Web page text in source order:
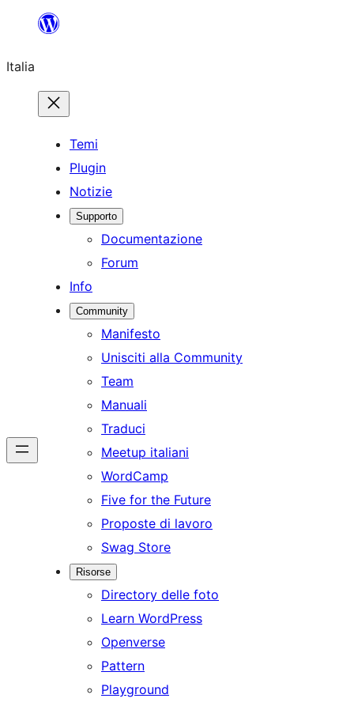
contenuto
Italia
Temi
Plugin
Notizie
Supporto
Documentazione
Forum
Info
Community
Manifesto
Unisciti alla Community
Team
Manuali
Traduci
Meetup italiani
WordCamp
Five for the Future
Proposte di lavoro
Swag Store
Risorse
Directory delle foto
Learn WordPress
Openverse
Pattern
Playground